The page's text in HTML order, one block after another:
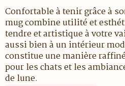
Confortable à tenir grâce à
mug combine utilité et
tendre et artistique à votre
aussi bien à un intérieur
constitue une manière
pour les chats et les
de lune.